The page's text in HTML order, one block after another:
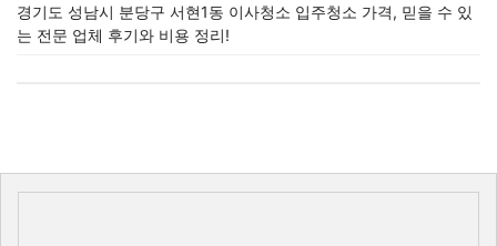
경기도 성남시 분당구 서현1동 이사청소 입주청소 가격, 믿을 수 있
는 전문 업체 후기와 비용 정리!